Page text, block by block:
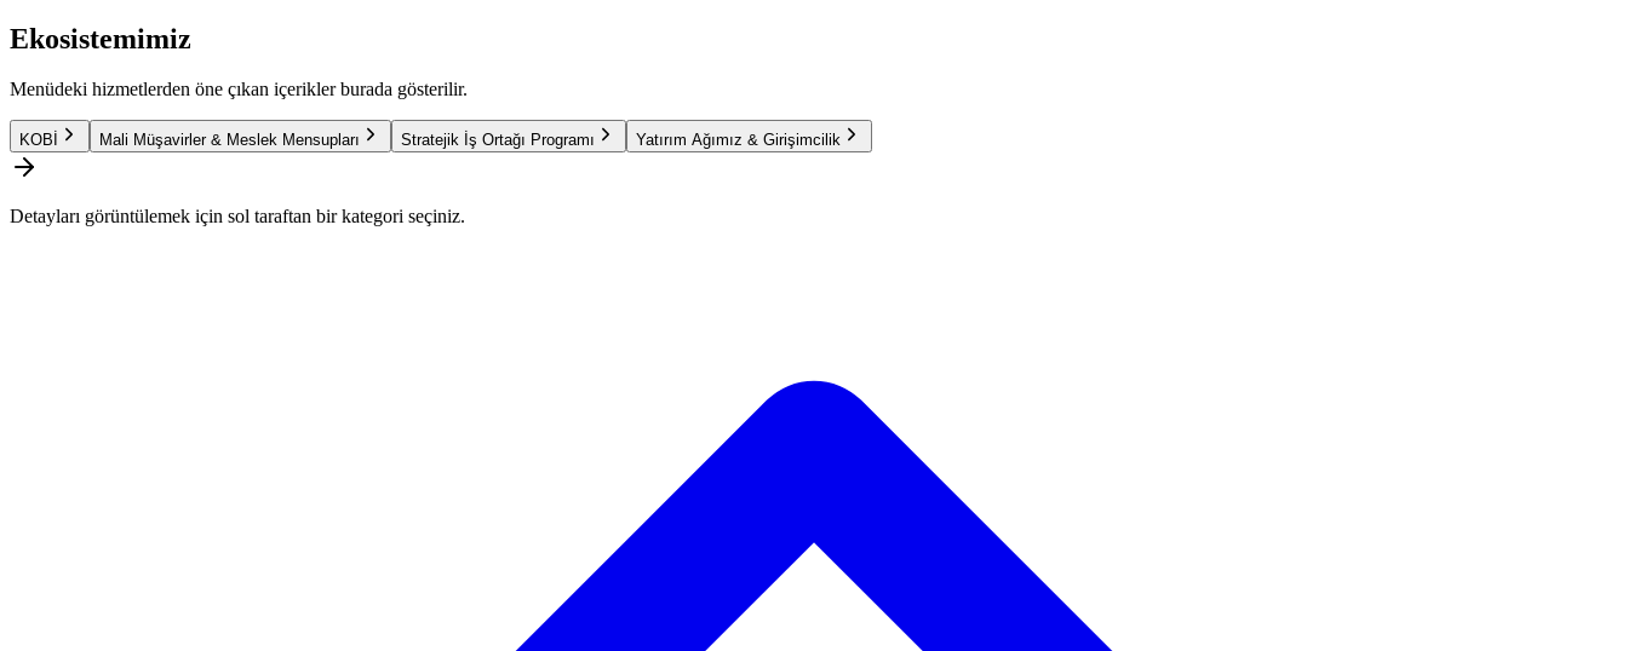
Ekosistemimiz
Menüdeki hizmetlerden öne çıkan içerikler burada gösterilir.
KOBİ Mali Müşavirler & Meslek Mensupları Stratejik İş Ortağı Programı Yatırım Ağımız & Girişimcilik
Detayları görüntülemek için sol taraftan bir kategori seçiniz.